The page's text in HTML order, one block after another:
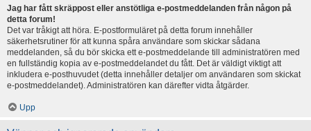
Jag har fått skräppost eller anstötliga e-postmeddelanden från någon på
detta forum!
Det var tråkigt att höra. E-postformuläret på detta forum innehåller
säkerhetsrutiner för att kunna spåra användare som skickar sådana
meddelanden, så du bör skicka ett e-postmeddelande till administratören med
en fullständig kopia av e-postmeddelandet du fått. Det är väldigt viktigt att
inkludera e-posthuvudet (detta innehåller detaljer om användaren som skickat
e-postmeddelandet). Administratören kan därefter vidta åtgärder.
Upp